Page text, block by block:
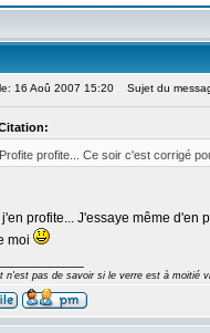
16 Aoû 2007 15:20 Sujet du
Profite profite... Ce soir c'est corrigé
j'en profite... J'essaye même d'en
moi
n'est pas de savoir si le verre est à moitié